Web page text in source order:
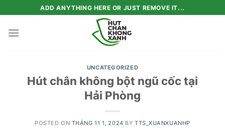
to
content
ADD ANYTHING HERE OR JUST REMOVE IT...
UNCATEGORIZED
Hút chân không bột ngũ cốc tại
Hải Phòng
POSTED ON THÁNG 11 1, 2024 BY TTS_XUANXUANHP